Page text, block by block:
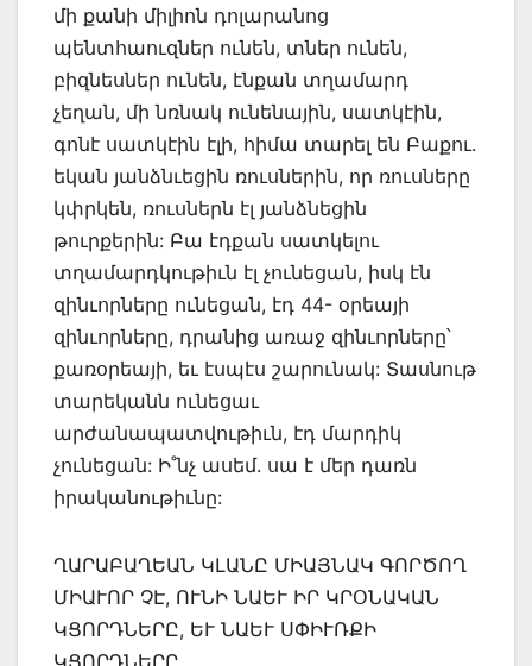
մի քանի միլիոն դոլարանոց
պենտհաուզներ ունեն, տներ ունեն,
բիզնեսներ ունեն, էնքան տղամարդ
չեղան, մի նռնակ ունենային, սատկէին,
գոնէ սատկէին էլի, հիմա տարել են Բաքու.
եկան յանձնւեցին ռուսներին, որ ռուսները
կփրկեն, ռուսներն էլ յանձնեցին
թուրքերին: Բա էդքան սատկելու
տղամարդկութիւն էլ չունեցան, իսկ էն
զինւորները ունեցան, էդ 44- օրեայի
զինւորները, դրանից առաջ զինւորները՝
քառօրեայի, եւ էսպէս շարունակ: Տասնութ
տարեկանն ունեցաւ
արժանապատվութիւն, էդ մարդիկ
չունեցան: Ի˚նչ ասեմ. սա է մեր դառն
իրականութիւնը:
ՂԱՐԱԲԱՂԵԱՆ ԿԼԱՆԸ ՄԻԱՅՆԱԿ ԳՈՐԾՈՂ
ՄԻԱՒՈՐ ՉԷ, ՈՒՆԻ ՆԱԵՒ ԻՐ ԿՐՕՆԱԿԱՆ
ԿՑՈՐԴՆԵՐԸ, ԵՒ ՆԱԵՒ ՍՓԻՒՌՔԻ
ԿՑՈՐԴՆԵՐԸ